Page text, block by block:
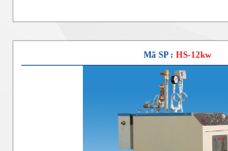
Mã SP : HS-12kw